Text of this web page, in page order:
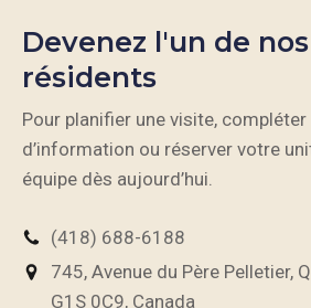
Devenez l'un de
résidents
Pour planifier une visite,
d’information ou réserver votre
équipe dès aujourd’hui.
(418) 688-6188
745, Avenue du Père Pelletier,
G1S 0C9, Canada